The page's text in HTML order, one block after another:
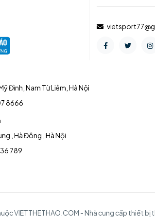
Đình, Nam Từ Liêm, Hà Nội
8666
, Hà Đông , Hà Nội
789
VIETTHETHAO.COM - Nhà cung cấp thiết bị